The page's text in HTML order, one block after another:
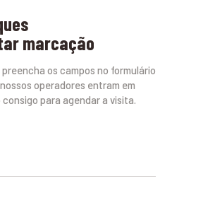
marcação
os campos no formulário
operadores entram em
para agendar a visita.